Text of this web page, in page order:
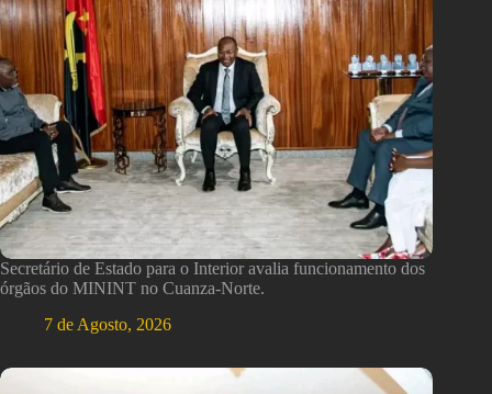
Secretário de Estado para o Interior avalia funcionamento dos
órgãos do MININT no Cuanza-Norte.
7 de Agosto, 2026